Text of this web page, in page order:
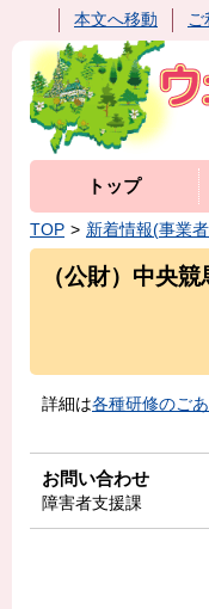
本文へ移動 ご
トップ
TOP 新着情報(事業
（公財）中央
詳細は各種研修のご
お問い合わせ
障害者支援課